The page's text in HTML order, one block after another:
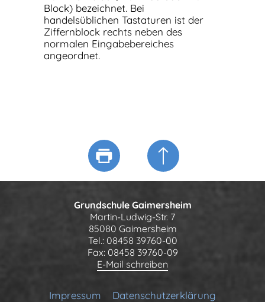
Block) bezeichnet. Bei
handelsüblichen Tastaturen ist der
Ziffernblock rechts neben des
normalen Eingabebereiches
angeordnet.
Grundschule Gaimersheim
Martin-Ludwig-Str. 7
85080 Gaimersheim
Tel.: 08458 39760-00
Fax: 08458 39760-09
E-Mail schreiben
Impressum
Datenschutzerklärung